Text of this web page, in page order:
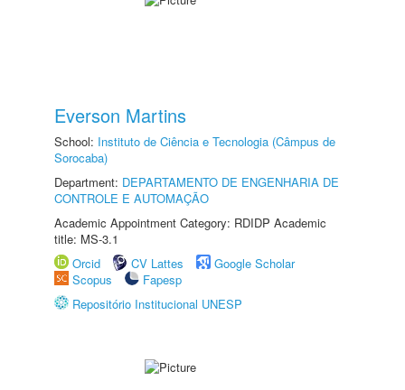
Everson Martins
School: Instituto de Ciência e Tecnologia (Câmpus de
Sorocaba)
Department: DEPARTAMENTO DE ENGENHARIA DE
CONTROLE E AUTOMAÇÃO
Academic Appointment Category: RDIDP Academic
title: MS-3.1
Orcid
CV Lattes
Google Scholar
Scopus
Fapesp
Repositório Institucional UNESP